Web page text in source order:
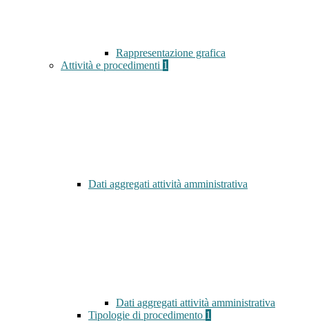
Rappresentazione grafica
Attività e procedimenti 1
Dati aggregati attività amministrativa
Dati aggregati attività amministrativa
Tipologie di procedimento 1